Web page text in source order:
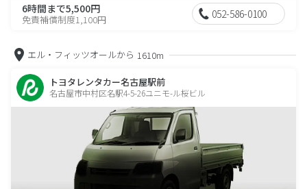
6時間まで5,500円
免責補償制度1,100円 052-586-0100
エル・フィッツオールから 1610m
トヨタレンタカー名古屋駅前
名古屋市中村区名駅4-5-26ユニモ-ル桜ビル